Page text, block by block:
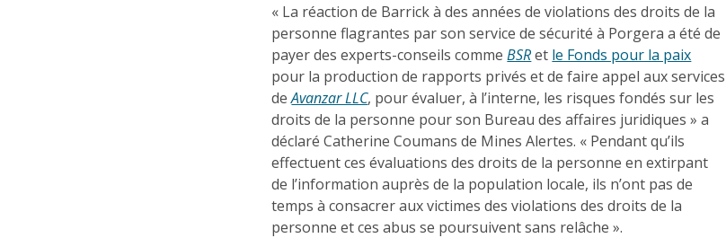
« La réaction de Barrick à des années de violations des droits de la
personne flagrantes par son service de sécurité à Porgera a été de
payer des experts-conseils commeBSRet le Fonds pour la paix
pour la production de rapports privés et de faire appel aux services
de Avanzar LLC, pour évaluer, à l’interne, les risques fondés sur les
droits de la personne pour son Bureau des affaires juridiques » a
déclaré Catherine Coumans de Mines Alertes. « Pendant qu’ils
effectuent ces évaluations des droits de la personne en extirpant
de l’information auprès de la population locale, ils n’ont pas de
temps à consacrer aux victimes des violations des droits de la
personne et ces abus se poursuivent sans relâche ».